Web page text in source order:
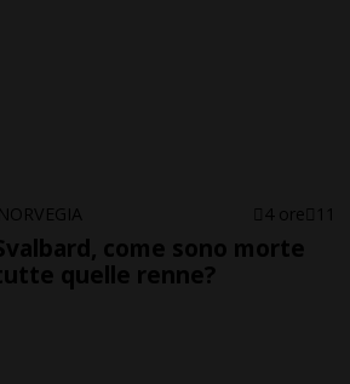
NORVEGIA 4 ore 11
come sono morte
quelle renne?